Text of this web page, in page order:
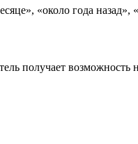
«около года назад»,
получает